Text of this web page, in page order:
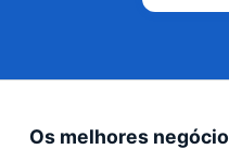
Os melhores